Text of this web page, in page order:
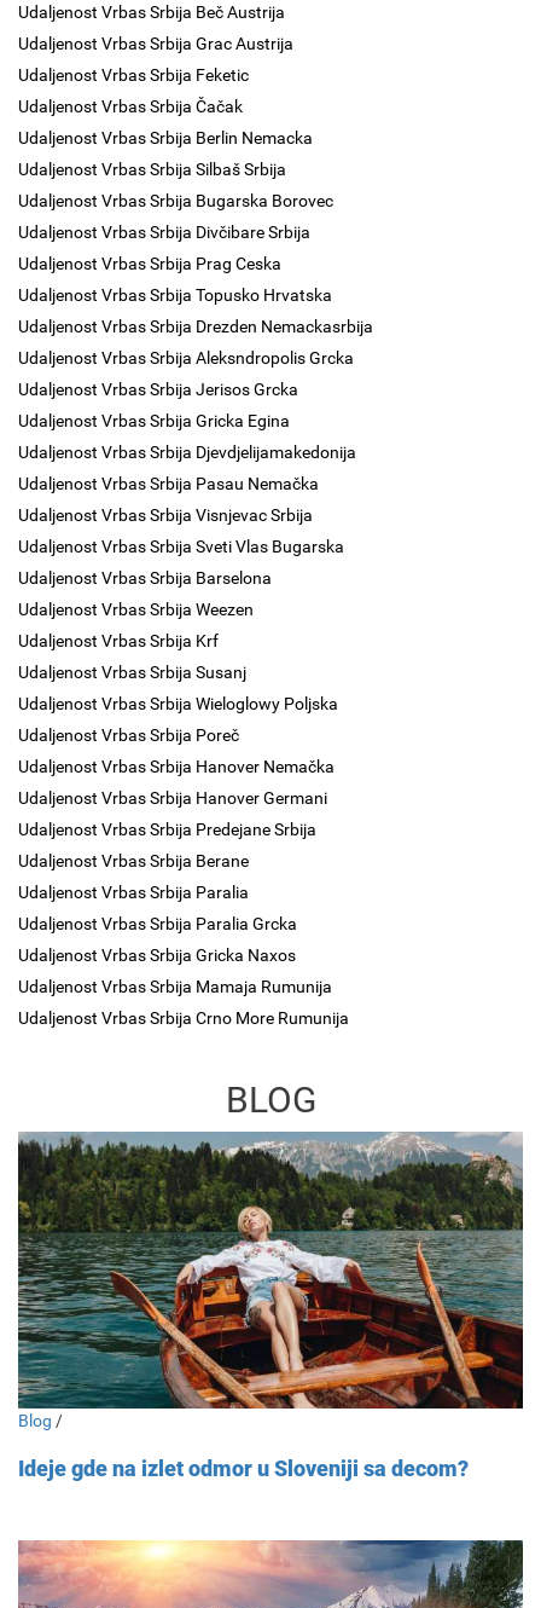
Udaljenost Vrbas Srbija Beč Austrija
Udaljenost Vrbas Srbija Grac Austrija
Udaljenost Vrbas Srbija Feketic
Udaljenost Vrbas Srbija Čačak
Udaljenost Vrbas Srbija Berlin Nemacka
Udaljenost Vrbas Srbija Silbaš Srbija
Udaljenost Vrbas Srbija Bugarska Borovec
Udaljenost Vrbas Srbija Divčibare Srbija
Udaljenost Vrbas Srbija Prag Ceska
Udaljenost Vrbas Srbija Topusko Hrvatska
Udaljenost Vrbas Srbija Drezden Nemackasrbija
Udaljenost Vrbas Srbija Aleksndropolis Grcka
Udaljenost Vrbas Srbija Jerisos Grcka
Udaljenost Vrbas Srbija Gricka Egina
Udaljenost Vrbas Srbija Djevdjelijamakedonija
Udaljenost Vrbas Srbija Pasau Nemačka
Udaljenost Vrbas Srbija Visnjevac Srbija
Udaljenost Vrbas Srbija Sveti Vlas Bugarska
Udaljenost Vrbas Srbija Barselona
Udaljenost Vrbas Srbija Weezen
Udaljenost Vrbas Srbija Krf
Udaljenost Vrbas Srbija Susanj
Udaljenost Vrbas Srbija Wieloglowy Poljska
Udaljenost Vrbas Srbija Poreč
Udaljenost Vrbas Srbija Hanover Nemačka
Udaljenost Vrbas Srbija Hanover Germani
Udaljenost Vrbas Srbija Predejane Srbija
Udaljenost Vrbas Srbija Berane
Udaljenost Vrbas Srbija Paralia
Udaljenost Vrbas Srbija Paralia Grcka
Udaljenost Vrbas Srbija Gricka Naxos
Udaljenost Vrbas Srbija Mamaja Rumunija
Udaljenost Vrbas Srbija Crno More Rumunija
BLOG
Blog /
Ideje gde na izlet odmor u Sloveniji sa decom?